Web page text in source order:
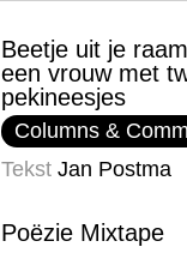
Beetje uit je
een vrouw met
pekineesjes
Columns &
Tekst Jan Postma
Poëzie Mixtape